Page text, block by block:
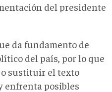
del presidente
da fundamento de
del país, por lo que
sustituir el texto
enfrenta posibles